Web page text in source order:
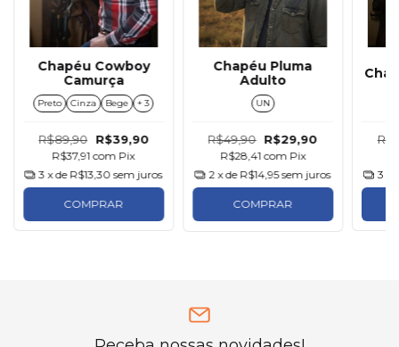
Chapéu Cowboy
Camurça
Preto Cinza Bege + 3
R$89,90 R$39,90
R$37,91com Pix
3 x de R$13,30 sem juros
COMPRAR
Chapéu Pluma
Adulto
UN
R$49,90 R$29,90
R$28,41com Pix
2 x de R$14,95 sem juros
COMPRAR
3